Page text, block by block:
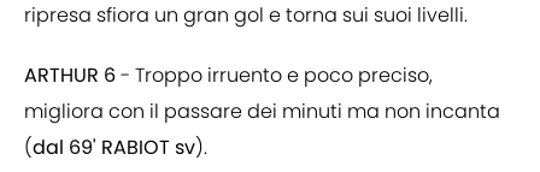
ripresa sfiora un gran gol e torna sui suoi livelli.
ARTHUR 6- Troppo irruento e poco preciso,
migliora con il passare dei minuti ma non incanta
(dal 69' RABIOT sv).